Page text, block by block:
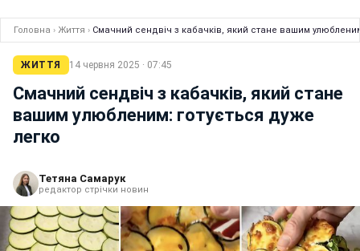
Головна › Життя › Смачний сендвіч з кабачків, який стане вашим
ЖИТТЯ 14 червня 2025 · 07:45
Смачний сендвіч з кабачків, який стане
вашим улюбленим: готується дуже
легко
Тетяна Самарук
редактор стрічки новин